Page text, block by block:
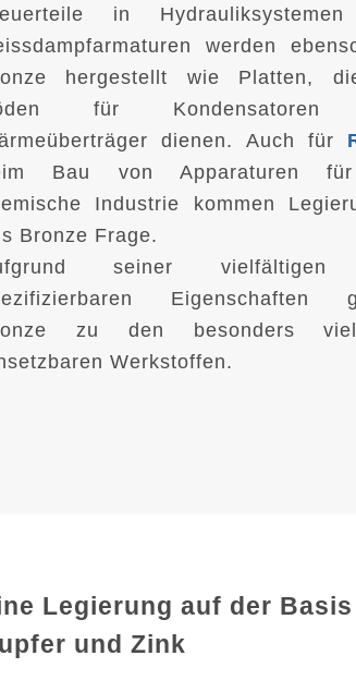
in
werden
hergestellt wie Platten,
für Kondensatoren
dienen. Auch für
Bau von Apparaturen
Industrie kommen
Bronze Frage.
seiner vielfältigen
Eigenschaften
zu den besonders
Werkstoffen.
Legierung auf der
und Zink